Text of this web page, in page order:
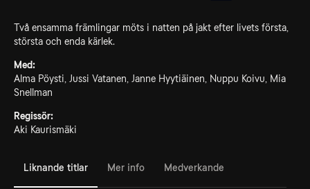
Två ensamma främlingar möts i natten på jakt efter livets första,
största och enda kärlek.
Med:
Alma Pöysti, Jussi Vatanen, Janne Hyytiäinen, Nuppu Koivu, Mia
Snellman
Regissör:
Aki Kaurismäki
Liknande titlar Mer info Medverkande